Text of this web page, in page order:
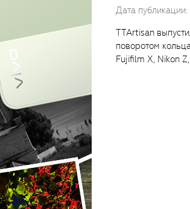
Дата публикации:
TTArtisan
поворотом
Fujifilm X, Nikon